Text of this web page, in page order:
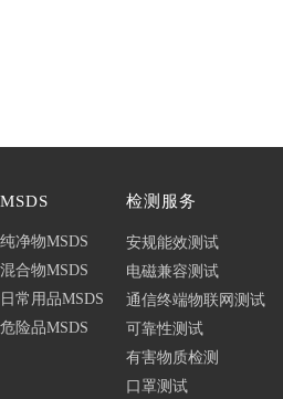
MSDS
纯净物MSDS
混合物MSDS
日常用品MSDS
危险品MSDS
检测服务
安规能效测试
电磁兼容测试
通信终端物联网测试
可靠性测试
有害物质检测
口罩测试